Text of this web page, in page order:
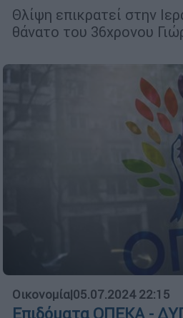
Θλίψη επικρατεί στην
θάνατο του 36χρονου
Οικονομία|05.07.2024 22:15